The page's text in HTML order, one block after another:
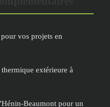
vos projets en
extérieure à
Beaumont pour un